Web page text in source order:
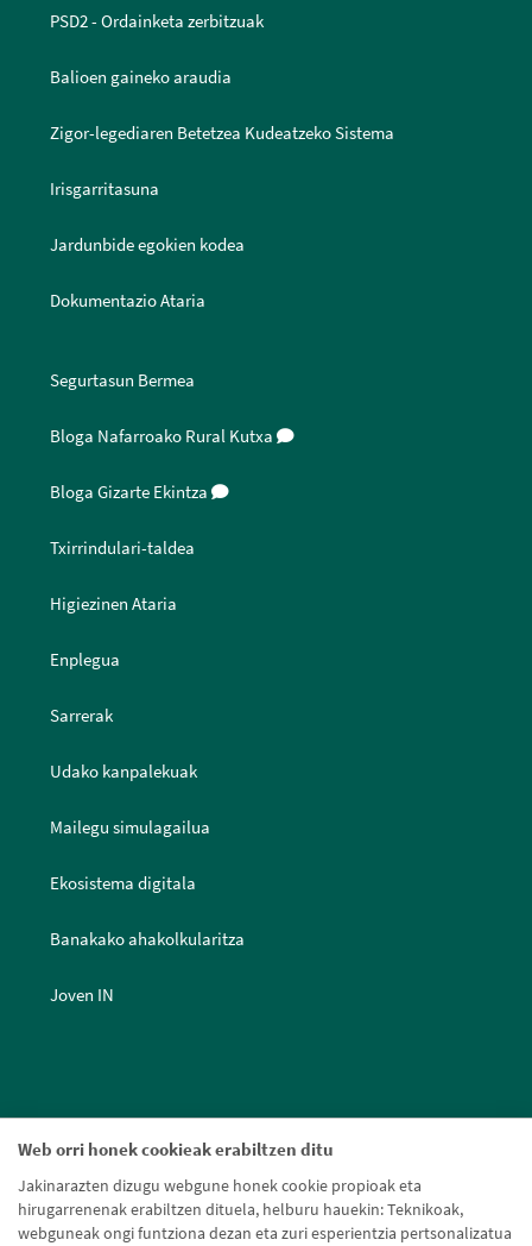
Web orri honek cookieak erabiltzen ditu
Jakinarazten dizugu webgune honek cookie propioak eta
hirugarrenenak erabiltzen dituela, helburu hauekin: Teknikoak,
webguneak ongi funtziona dezan eta zuri esperientzia pertsonalizatua
PSD2 - Ordainketa zerbitzuak
Balioen gaineko araudia
Zigor-legediaren Betetzea Kudeatzeko Sistema
Irisgarritasuna
Jardunbide egokien kodea
Dokumentazio Ataria
Segurtasun Bermea
Bloga Nafarroako Rural Kutxa
Bloga Gizarte Ekintza
Txirrindulari-taldea
Higiezinen Ataria
Enplegua
Sarrerak
Udako kanpalekuak
Mailegu simulagailua
Ekosistema digitala
Banakako ahakolkularitza
Joven IN